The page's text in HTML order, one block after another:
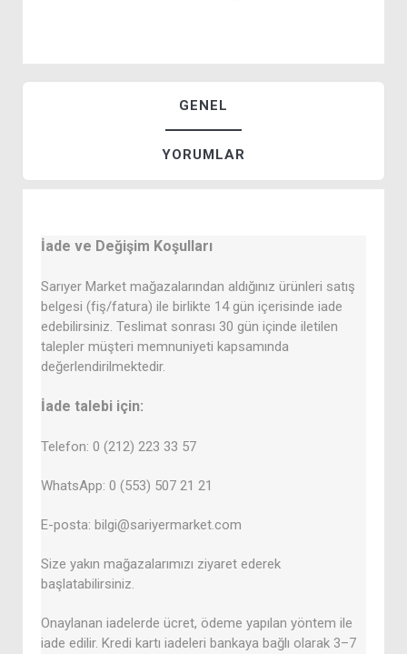
GENEL
YORUMLAR
İade ve Değişim Koşulları
Sarıyer Market mağazalarından aldığınız ürünleri satış
belgesi (fiş/fatura) ile birlikte 14 gün içerisinde iade
edebilirsiniz. Teslimat sonrası 30 gün içinde iletilen
talepler müşteri memnuniyeti kapsamında
değerlendirilmektedir.
İade talebi için:
Telefon: 0 (212) 223 33 57
WhatsApp: 0 (553) 507 21 21
E-posta: bilgi@sariyermarket.com
Size yakın mağazalarımızı ziyaret ederek
başlatabilirsiniz.
Onaylanan iadelerde ücret, ödeme yapılan yöntem ile
iade edilir. Kredi kartı iadeleri bankaya bağlı olarak 3–7